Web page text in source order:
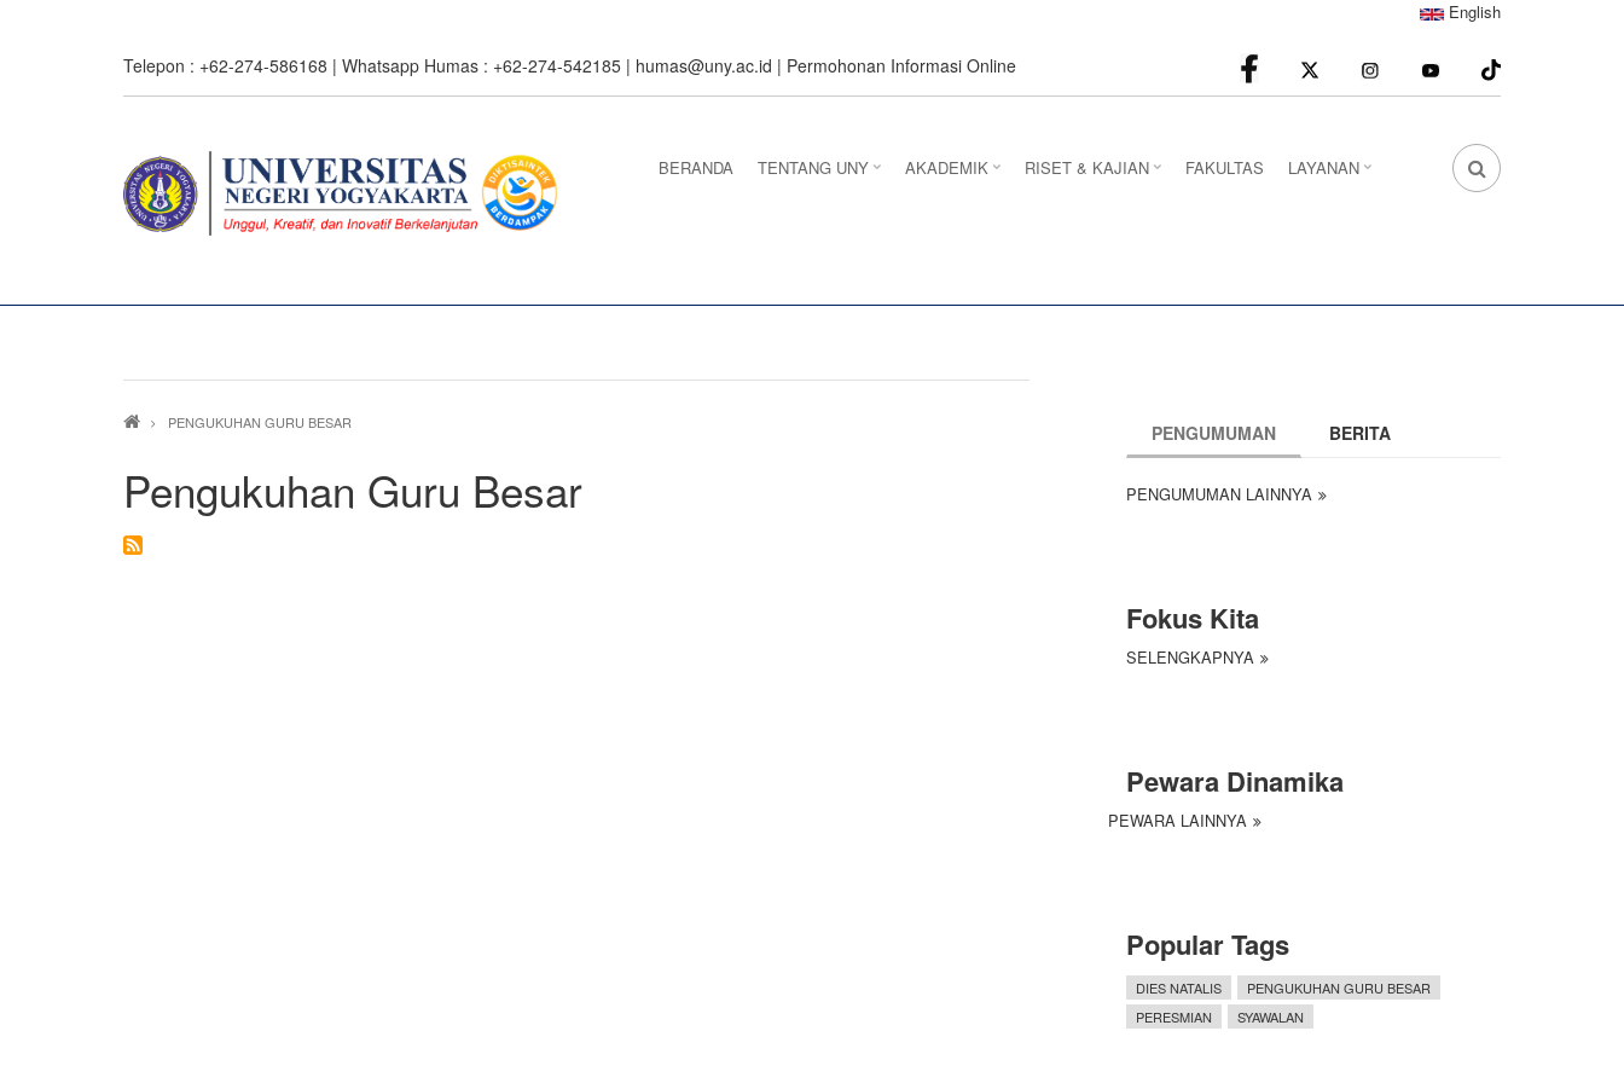
English
Telepon : +62-274-586168 | Whatsapp Humas : +62-274-542185 | humas@uny.ac.id | Permohonan Informasi Online facebook Instagram youtube
FA
BERANDA TENTANG UNY AKADEMIK RISET & KAJIAN FAKULTAS LAYANAN
Breadcrumb
PENGUKUHAN GURU BESAR
Pengukuhan Guru Besar
PENGUMUMAN BERITA
PENGUMUMAN LAINNYA
Fokus Kita
SELENGKAPNYA
Pewara Dinamika
PEWARA LAINNYA
Popular Tags
DIES NATALIS
PENGUKUHAN GURU BESAR
PERESMIAN
SYAWALAN